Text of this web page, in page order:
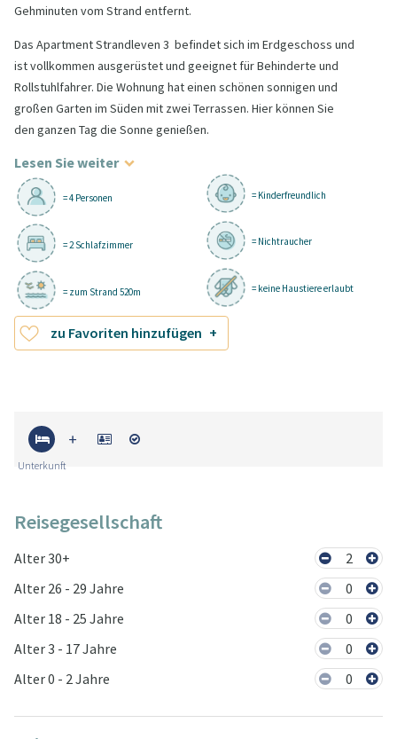
Gehminuten vom Strand entfernt.
Das Apartment Strandleven 3 befindet sich im Erdgeschoss und
ist vollkommen ausgerüstet und geeignet für Behinderte und
Rollstuhlfahrer. Die Wohnung hat einen schönen sonnigen und
großen Garten im Süden mit zwei Terrassen. Hier können Sie
den ganzen Tag die Sonne genießen.
Lesen Sie weiter
= 4 Personen
= 2 Schlafzimmer
= zum Strand 520m
= Kinderfreundlich
= Nichtraucher
= keine Haustiere erlaubt
zu Favoriten hinzufügen
Unterkunft
Reisegesellschaft
Alter 30+
2
Alter 26 - 29 Jahre
0
Alter 18 - 25 Jahre
0
Alter 3 - 17 Jahre
0
Alter 0 - 2 Jahre
0